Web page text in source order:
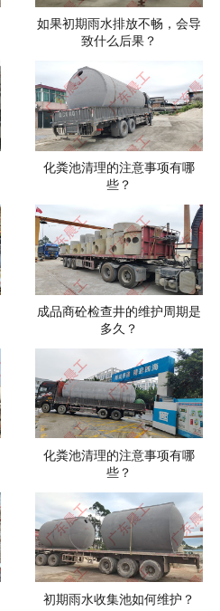
如果初期雨水排放不畅，会导
致什么后果？
化粪池清理的注意事项有哪
些？
成品商砼检查井的维护周期是
多久？
化粪池清理的注意事项有哪
些？
初期雨水收集池如何维护？